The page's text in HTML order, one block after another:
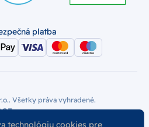
platba
Všetky práva vyhradené.
používania
technológiu cookies pre